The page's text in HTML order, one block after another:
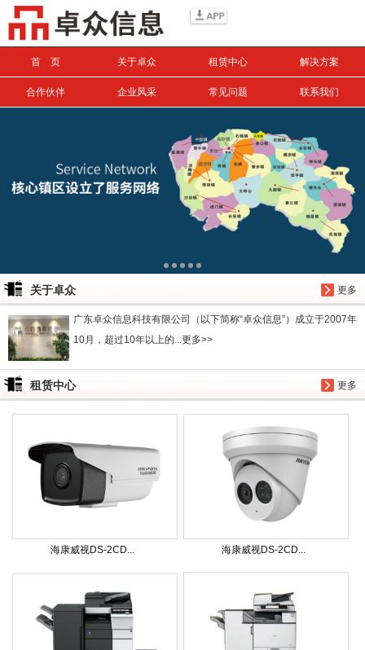
首 页 关于卓众 租赁中心 解决方案
合作伙伴 企业风采 常见问题 联系我们
更多
关于卓众
广东卓众信息科技有限公司（以下简称“卓众信息”）成立于2007年
10月，超过10年以上的...更多>>
更多
租赁中心
海康威视DS-2CD... 海康威视DS-2CD...
搜索